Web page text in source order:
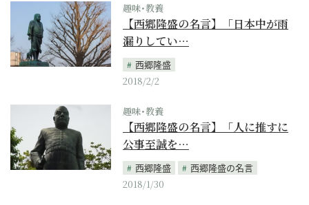
趣味･教養
【西郷隆盛の名言】「日本中が雨
漏りしてい…
西郷隆盛
2018/2/2
趣味･教養
【西郷隆盛の名言】「人に推すに
公事至誠を…
西郷隆盛
西郷隆盛の名言
2018/1/30